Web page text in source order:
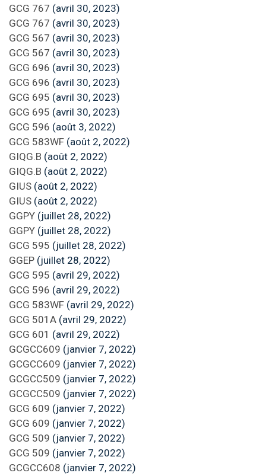
GCG 767 (avril 30, 2023)
GCG 767 (avril 30, 2023)
GCG 567 (avril 30, 2023)
GCG 567 (avril 30, 2023)
GCG 696 (avril 30, 2023)
GCG 696 (avril 30, 2023)
GCG 695 (avril 30, 2023)
GCG 695 (avril 30, 2023)
GCG 596 (août 3, 2022)
GCG 583WF (août 2, 2022)
GIQG.B (août 2, 2022)
GIQG.B (août 2, 2022)
GIUS (août 2, 2022)
GIUS (août 2, 2022)
GGPY (juillet 28, 2022)
GGPY (juillet 28, 2022)
GCG 595 (juillet 28, 2022)
GGEP (juillet 28, 2022)
GCG 595 (avril 29, 2022)
GCG 596 (avril 29, 2022)
GCG 583WF (avril 29, 2022)
GCG 501A (avril 29, 2022)
GCG 601 (avril 29, 2022)
GCGCC609 (janvier 7, 2022)
GCGCC609 (janvier 7, 2022)
GCGCC509 (janvier 7, 2022)
GCGCC509 (janvier 7, 2022)
GCG 609 (janvier 7, 2022)
GCG 609 (janvier 7, 2022)
GCG 509 (janvier 7, 2022)
GCG 509 (janvier 7, 2022)
GCGCC608 (janvier 7, 2022)